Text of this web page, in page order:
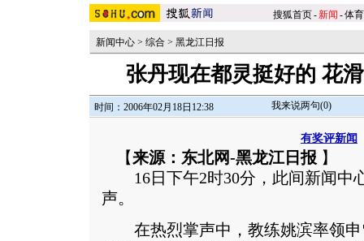
搜狐首页-新闻 -体育
新闻中心 > 综合 > 黑龙江日报
张丹现在都灵挺好的 花
时间：2006年02月18日12:38 我来说两句(0)
有奖评新闻
【来源：东北网-黑龙江日报 】
16日下午2时30分，此间新闻中
声。
在热烈掌声中，教练姚滨率领申